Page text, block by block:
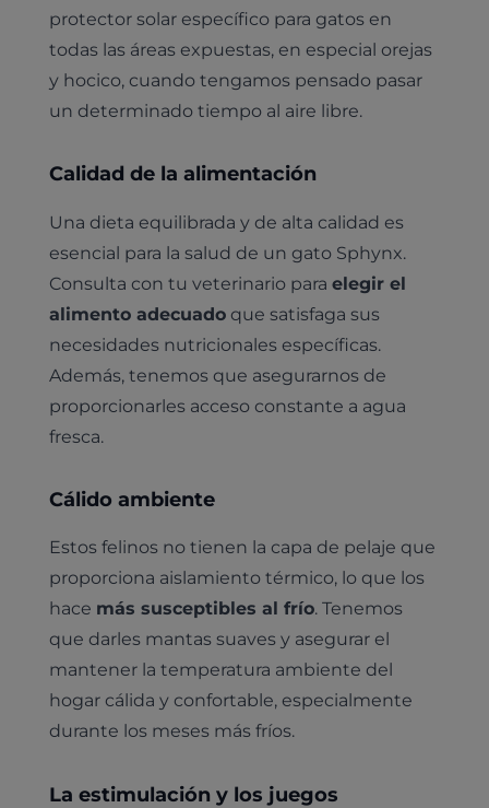
protector solar específico para gatos en
todas las áreas expuestas, en especial orejas
y hocico, cuando tengamos pensado pasar
un determinado tiempo al aire libre.
Calidad de la alimentación
Una dieta equilibrada y de alta calidad es
esencial para la salud de un gato Sphynx.
Consulta con tu veterinario para elegir el
alimento adecuadoque satisfaga sus
necesidades nutricionales específicas.
Además, tenemos que asegurarnos de
proporcionarles acceso constante a agua
fresca.
Cálido ambiente
Estos felinos no tienen la capa de pelaje que
proporciona aislamiento térmico, lo que los
hace más susceptibles al frío. Tenemos
que darles mantas suaves y asegurar el
mantener la temperatura ambiente del
hogar cálida y confortable, especialmente
durante los meses más fríos.
La estimulación y los juegos